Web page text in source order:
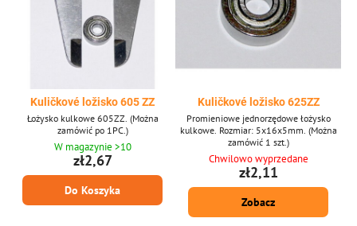
Kuličkové ložisko 605 ZZ
Łożysko kulkowe 605ZZ. (Można
zamówić po 1PC.)
W magazynie >10
zł2,67
Do Koszyka
Kuličkové ložisko 625ZZ
Promieniowe jednorzędowe łożysko
kulkowe. Rozmiar: 5x16x5mm. (Można
zamówić 1 szt.)
Chwilowo wyprzedane
zł2,11
Zobacz